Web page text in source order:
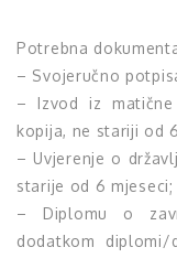
Potrebna
– Svojeručno
– Izvod iz
kopija, ne stariji od
– Uvjerenje o
starije od 6 mjeseci;
– Diplomu o
dodatkom